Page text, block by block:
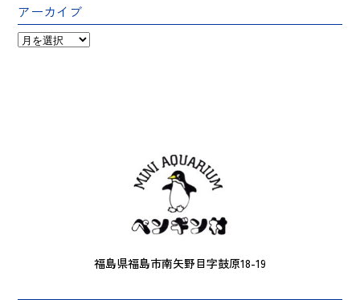
アーカイブ
ア
福島県福島市南矢野目字鼓原18-19